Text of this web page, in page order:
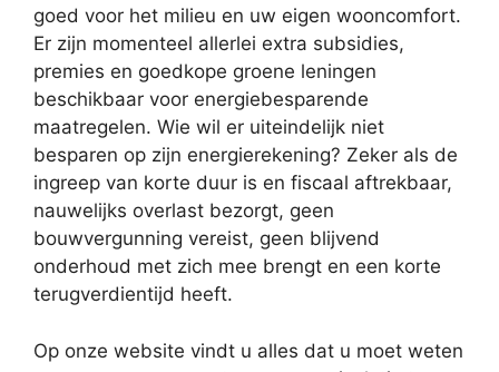
goed voor het milieu en uw eigen wooncomfort.
Er zijn momenteel allerlei extra subsidies,
premies en goedkope groene leningen
beschikbaar voor energiebesparende
maatregelen. Wie wil er uiteindelijk niet
besparen op zijn energierekening? Zeker als de
ingreep van korte duur is en fiscaal aftrekbaar,
nauwelijks overlast bezorgt, geen
bouwvergunning vereist, geen blijvend
onderhoud met zich mee brengt en een korte
terugverdientijd heeft.
Op onze website vindt u alles dat u moet weten